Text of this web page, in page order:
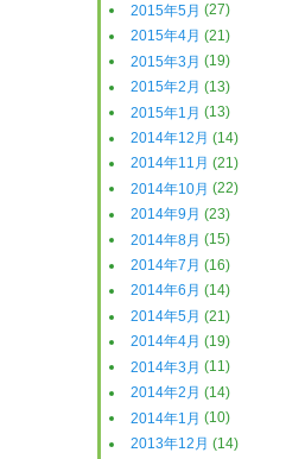
2015年5月 (27)
2015年4月 (21)
2015年3月 (19)
2015年2月 (13)
2015年1月 (13)
2014年12月 (14)
2014年11月 (21)
2014年10月 (22)
2014年9月 (23)
2014年8月 (15)
2014年7月 (16)
2014年6月 (14)
2014年5月 (21)
2014年4月 (19)
2014年3月 (11)
2014年2月 (14)
2014年1月 (10)
2013年12月 (14)